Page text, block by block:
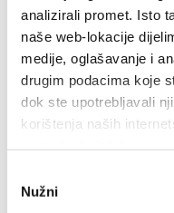
analizirali promet. Isto
naše web-lokacije
medije, oglašavanje i
drugim podacima koje
dok ste upotrebljavali
korištenja naših
pristanka
Nužni
Stari
+385915666497
1/4
Anka Plejić